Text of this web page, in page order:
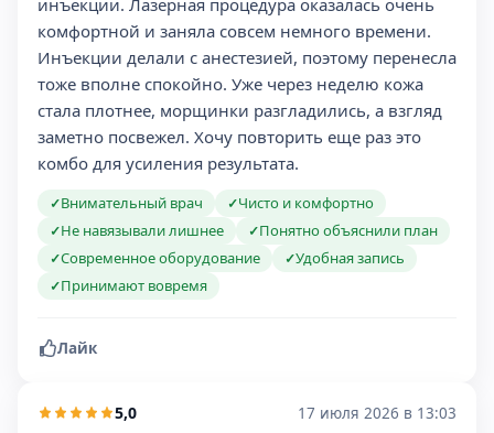
инъекции. Лазерная процедура оказалась очень
комфортной и заняла совсем немного времени.
Инъекции делали с анестезией, поэтому перенесла
тоже вполне спокойно. Уже через неделю кожа
стала плотнее, морщинки разгладились, а взгляд
заметно посвежел. Хочу повторить еще раз это
комбо для усиления результата.
✓Внимательный врач ✓Чисто и комфортно
✓Не навязывали лишнее ✓Понятно объяснили план
✓Современное оборудование ✓Удобная запись
✓Принимают вовремя
Лайк
5,0 17 июля 2026 в 13:03